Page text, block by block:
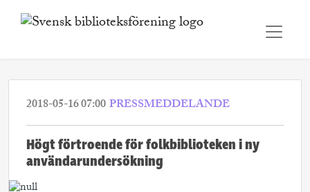
2018-05-16 07:00PRESSMEDDELANDE
Högt förtroende för folkbiblioteken i ny
användarundersökning